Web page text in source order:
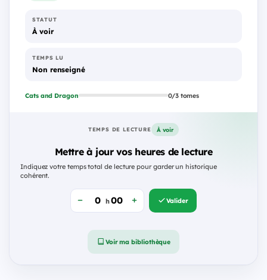
STATUT
À voir
TEMPS LU
Non renseigné
Cats and Dragon 0/3 tomes
TEMPS DE LECTURE À voir
Mettre à jour vos heures de lecture
Indiquez votre temps total de lecture pour garder un historique
cohérent.
h Valider
Voir ma bibliothèque